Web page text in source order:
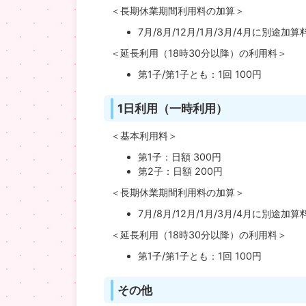
＜長期休業期間利用料の加算＞
7月/8月/12月/1月/3月/4月に別途加算
＜延長利用（18時30分以降）の利用料＞
第1子/第1子とも：1回 100円
1日利用（一時利用）
＜基本利用料＞
第1子：日額 300円
第2子：日額 200円
＜長期休業期間利用料の加算＞
7月/8月/12月/1月/3月/4月に別途加算
＜延長利用（18時30分以降）の利用料＞
第1子/第1子とも：1回 100円
その他